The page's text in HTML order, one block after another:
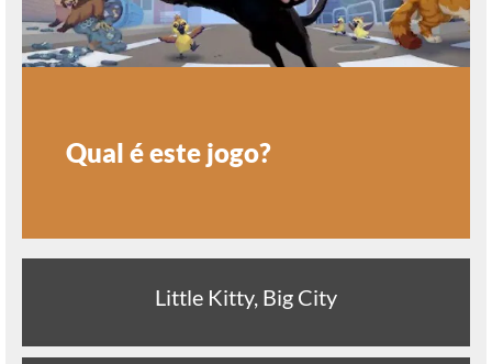
Qual é este jogo?
Little Kitty, Big City